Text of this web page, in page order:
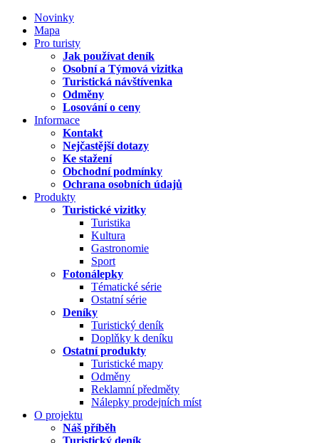
Novinky
Mapa
Pro turisty
Jak používat deník
Osobní a Týmová vizitka
Turistická návštívenka
Odměny
Losování o ceny
Informace
Kontakt
Nejčastější dotazy
Ke stažení
Obchodní podmínky
Ochrana osobních údajů
Produkty
Turistické vizitky
Turistika
Kultura
Gastronomie
Sport
Fotonálepky
Tématické série
Ostatní série
Deníky
Turistický deník
Doplňky k deníku
Ostatní produkty
Turistické mapy
Odměny
Reklamní předměty
Nálepky prodejních míst
O projektu
Náš příběh
Turistický deník